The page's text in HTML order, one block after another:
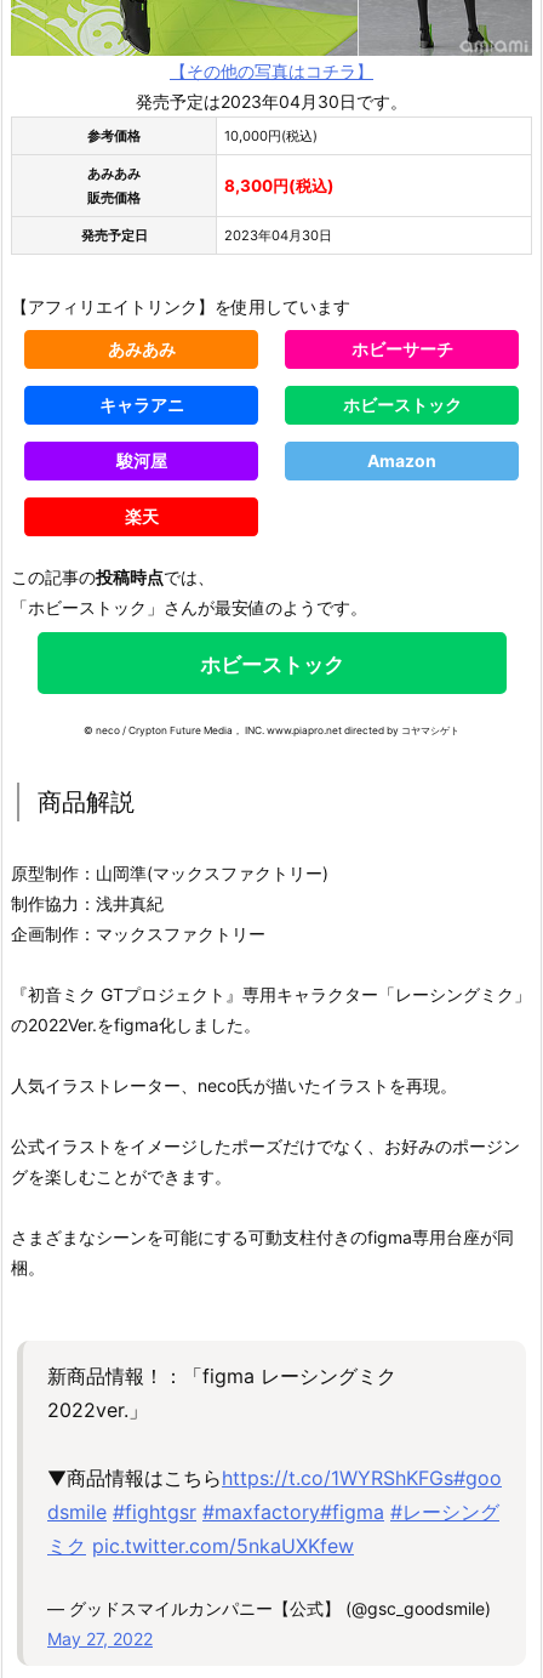
【その他の写真はコチラ】
発売予定は2023年04月30日です。
参考価格 10,000円(税込)
あみあみ
販売価格
8,300円(税込)
発売予定日 2023年04月30日
【アフィリエイトリンク】を使用しています
あみあみ ホビーサーチ
キャラアニ ホビーストック
駿河屋 Amazon
楽天
この記事の投稿時点では、
「ホビーストック」さんが最安値のようです。
ホビーストック
© neco / Crypton Future Media， INC. www.piapro.net directed by コヤマシゲト
商品解説
原型制作：山岡準(マックスファクトリー)
制作協力：浅井真紀
企画制作：マックスファクトリー
『初音ミク GTプロジェクト』専用キャラクター「レーシングミク」
の2022Ver.をfigma化しました。
人気イラストレーター、neco氏が描いたイラストを再現。
公式イラストをイメージしたポーズだけでなく、お好みのポージン
グを楽しむことができます。
さまざまなシーンを可能にする可動支柱付きのfigma専用台座が同
梱。
新商品情報！：「figma レーシングミク
2022ver.」
▼商品情報はこちらhttps://t.co/1WYRShKFGs#goo
dsmile #fightgsr #maxfactory#figma #レーシング
ミク pic.twitter.com/5nkaUXKfew
— グッドスマイルカンパニー【公式】 (@gsc_goodsmile)
May 27, 2022